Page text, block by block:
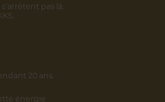
pas là.
20 ans.
énergie